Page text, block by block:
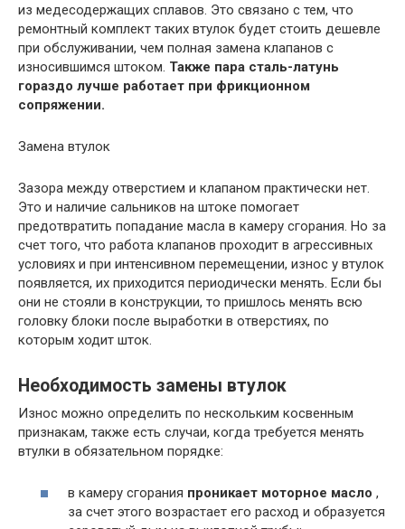
из медесодержащих сплавов. Это связано с тем, что
ремонтный комплект таких втулок будет стоить дешевле
при обслуживании, чем полная замена клапанов с
износившимся штоком. Также пара сталь-латунь
гораздо лучше работает при фрикционном
сопряжении.
Замена втулок
Зазора между отверстием и клапаном практически нет.
Это и наличие сальников на штоке помогает
предотвратить попадание масла в камеру сгорания. Но за
счет того, что работа клапанов проходит в агрессивных
условиях и при интенсивном перемещении, износ у втулок
появляется, их приходится периодически менять. Если бы
они не стояли в конструкции, то пришлось менять всю
головку блоки после выработки в отверстиях, по
которым ходит шток.
Необходимость замены втулок
Износ можно определить по нескольким косвенным
признакам, также есть случаи, когда требуется менять
втулки в обязательном порядке:
в камеру сгорания проникает моторное масло ,
за счет этого возрастает его расход и образуется